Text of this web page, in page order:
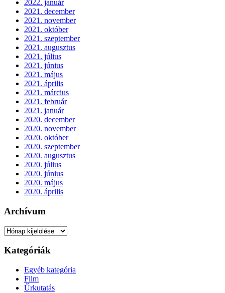
2022. január
2021. december
2021. november
2021. október
2021. szeptember
2021. augusztus
2021. július
2021. június
2021. május
2021. április
2021. március
2021. február
2021. január
2020. december
2020. november
2020. október
2020. szeptember
2020. augusztus
2020. július
2020. június
2020. május
2020. április
Archívum
Archívum
Kategóriák
Egyéb kategória
Film
Űrkutatás